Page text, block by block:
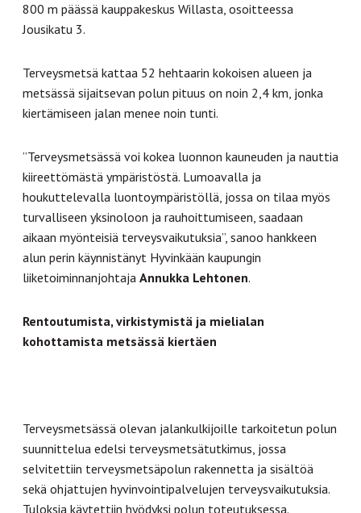
800 m päässä kauppakeskus Willasta, osoitteessa
Jousikatu 3.
Terveysmetsä kattaa 52 hehtaarin kokoisen alueen ja
metsässä sijaitsevan polun pituus on noin 2,4 km, jonka
kiertämiseen jalan menee noin tunti.
”Terveysmetsässä voi kokea luonnon kauneuden ja nauttia
kiireettömästä ympäristöstä. Lumoavalla ja
houkuttelevalla luontoympäristöllä, jossa on tilaa myös
turvalliseen yksinoloon ja rauhoittumiseen, saadaan
aikaan myönteisiä terveysvaikutuksia”, sanoo hankkeen
alun perin käynnistänyt Hyvinkään kaupungin
liiketoiminnanjohtaja Annukka Lehtonen.
Rentoutumista, virkistymistä ja mielialan
kohottamista metsässä kiertäen
Terveysmetsässä olevan jalankulkijoille tarkoitetun polun
suunnittelua edelsi terveysmetsätutkimus, jossa
selvitettiin terveysmetsäpolun rakennetta ja sisältöä
sekä ohjattujen hyvinvointipalvelujen terveysvaikutuksia.
Tuloksia käytettiin hyödyksi polun toteutuksessa.